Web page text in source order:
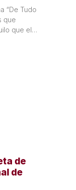
“De Tudo
que
que eles
de
de